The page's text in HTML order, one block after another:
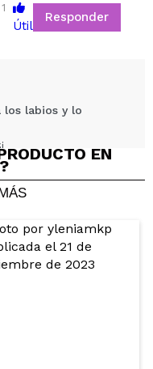
Útil
Responder
los labios y lo
Pigmenta
EN